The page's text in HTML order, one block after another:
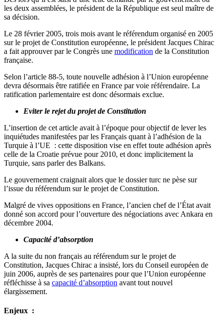
les deux assemblées, le président de la République est seul maître de
sa décision.
Le 28 février 2005, trois mois avant le référendum organisé en 2005
sur le projet de Constitution européenne, le président Jacques Chirac
a fait approuver par le Congrès une modification de la Constitution
française.
Selon l’article 88-5, toute nouvelle adhésion à l’Union européenne
devra désormais être ratifiée en France par voie référendaire. La
ratification parlementaire est donc désormais exclue.
Eviter le rejet du projet de Constitution
L’insertion de cet article avait à l’époque pour objectif de lever les
inquiétudes manifestées par les Français quant à l’adhésion de la
Turquie à l’UE : cette disposition vise en effet toute adhésion après
celle de la Croatie prévue pour 2010, et donc implicitement la
Turquie, sans parler des Balkans.
Le gouvernement craignait alors que le dossier turc ne pèse sur
l’issue du référendum sur le projet de Constitution.
Malgré de vives oppositions en France, l’ancien chef de l’État avait
donné son accord pour l’ouverture des négociations avec Ankara en
décembre 2004.
Capacité d’absorption
A la suite du non français au référendum sur le projet de
Constitution, Jacques Chirac a insisté, lors du Conseil européen de
juin 2006, auprès de ses partenaires pour que l’Union européenne
réfléchisse à sa capacité d’absorption avant tout nouvel
élargissement.
Enjeux :